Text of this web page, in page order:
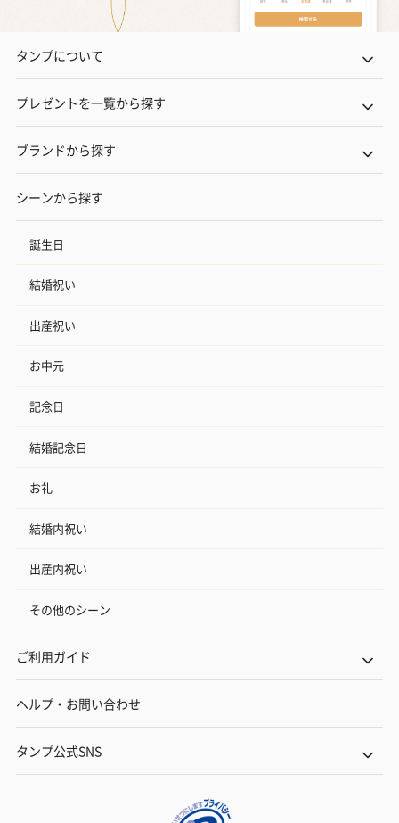
タンプについて
プレゼントを一覧から探す
ブランドから探す
シーンから探す
誕生日
結婚祝い
出産祝い
お中元
記念日
結婚記念日
お礼
結婚内祝い
出産内祝い
その他のシーン
ご利用ガイド
ヘルプ・お問い合わせ
タンプ公式SNS